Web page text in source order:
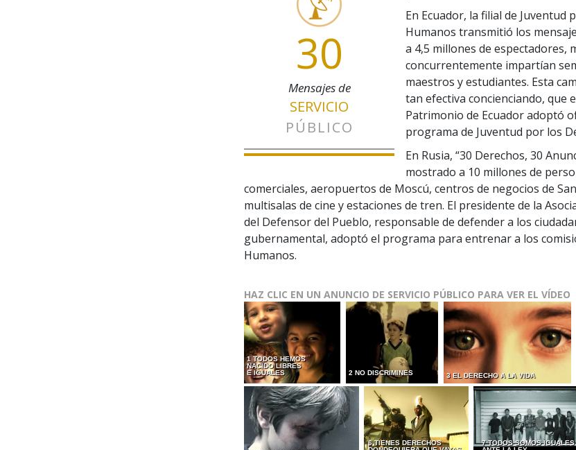
30
Mensajes de
SERVICIO
PÚBLICO
En Ecuador, la filial de Juventud
Humanos transmitió los
a 4,5 millones de espectadores,
concurrentemente impartían
maestros y estudiantes. Esta
tan efectiva concienciando, que
Patrimonio de Ecuador adoptó
programa de Juventud por los
En Rusia, “30 Derechos, 30
mostrado a 10 millones de
comerciales, aeropuertos de Moscú, centros de negocios de
multisalas de cine y estaciones de tren. El presidente de la
del Defensor del Pueblo, responsable de defender a los
gubernamental, adoptó el programa para entrenar a los
Humanos.
HAZ CLIC EN UN ANUNCIO DE SERVICIO PÚBLICO PARA VER EL VÍDEO
1 TODOS HEMOS
NACIDO LIBRES
E IGUALES
2 NO DISCRIMINES 3 EL DERECHO A LA VIDA
6 TIENES DERECHOS
7 TODOS SOMOS IGUALES